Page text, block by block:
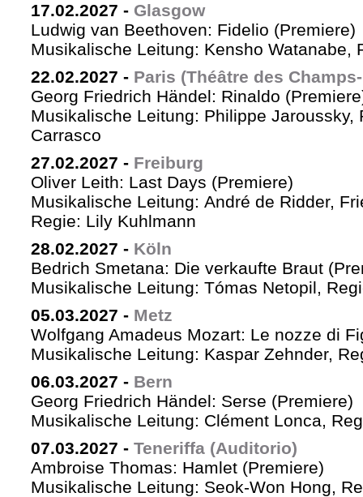
17.02.2027 - Glasgow
Ludwig van Beethoven: Fidelio (Premiere)
Musikalische Leitung: Kensho Watanabe,
22.02.2027 - Paris (Théâtre des
Georg Friedrich Händel: Rinaldo
Musikalische Leitung: Philippe Jaroussky,
Carrasco
27.02.2027 - Freiburg
Oliver Leith: Last Days (Premiere)
Musikalische Leitung: André de Ridder,
Regie: Lily Kuhlmann
28.02.2027 - Köln
Bedrich Smetana: Die verkaufte Braut
Musikalische Leitung: Tómas Netopil,
05.03.2027 - Metz
Wolfgang Amadeus Mozart: Le nozze di
Musikalische Leitung: Kaspar Zehnder,
06.03.2027 - Bern
Georg Friedrich Händel: Serse (Premiere)
Musikalische Leitung: Clément Lonca,
07.03.2027 - Teneriffa (Auditorio)
Ambroise Thomas: Hamlet (Premiere)
Musikalische Leitung: Seok-Won Hong,